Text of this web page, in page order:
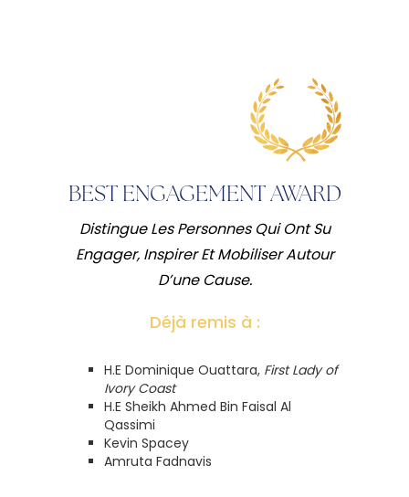
BEST ENGAGEMENT AWARD
Distingue Les Personnes Qui Ont Su
Engager, Inspirer Et Mobiliser Autour
D’une Cause.
Déjà remis à :
H.E Dominique Ouattara, First Lady of
Ivory Coast
H.E Sheikh Ahmed Bin Faisal Al
Qassimi
Kevin Spacey
Amruta Fadnavis